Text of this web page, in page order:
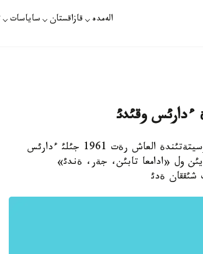
الەمدە قازاقستان ساياسات
ءدارئس وقئدئ
قپارات /الييا التئنعازينا/ - ولجاس سذلةيمةنوأ كولؤمبييا ؤنيأةرسيتةتئندة العاش رةت 1961 جئلئ ءدارئس
ول «ادامعا تابئن، جةر، ةندئ»
شئققان ةدئ